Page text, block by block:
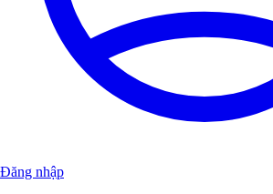
Đăng nhập